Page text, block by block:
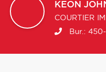
KEON
COURTIER
Bur.: